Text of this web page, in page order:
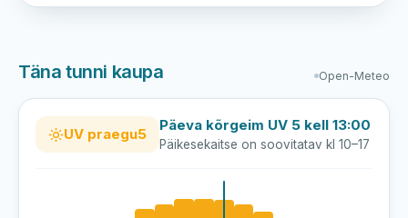
Täna tunni kaupa Open-Meteo
UV praegu5
Päeva kõrgeim UV 5 kell 13:00
Päikesekaitse on soovitatav kl 10–17